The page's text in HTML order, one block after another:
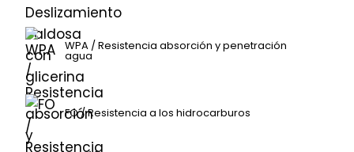
WPA / Resistencia absorción y penetración
agua
FO / Resistencia a los hidrocarburos